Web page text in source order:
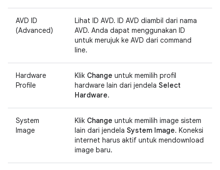
AVD ID
(Advanced)
Lihat ID AVD. ID AVD diambil dari nama
AVD. Anda dapat menggunakan ID
untuk merujuk ke AVD dari command
line.
Hardware
Profile
Klik Change untuk memilih profil
hardware lain dari jendela Select
Hardware.
System
Image
Klik Change untuk memilih image sistem
lain dari jendela System Image. Koneksi
internet harus aktif untuk mendownload
image baru.